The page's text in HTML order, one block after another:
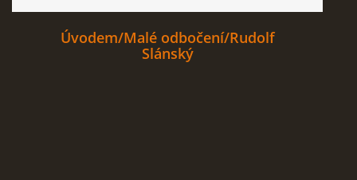
Úvodem/Malé odbočení/Rudolf
Slánský